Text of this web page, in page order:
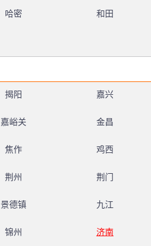
哈密 和田
揭阳 嘉兴
嘉峪关 金昌
焦作 鸡西
荆州 荆门
景德镇 九江
锦州 济南